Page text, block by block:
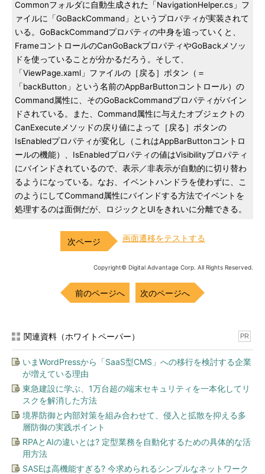
Commonフォルダに自動生成された「NavigationHelper.cs」フ
ァイルに「GoBackCommand」というプロパティが実装されて
いる。GoBackCommandプロパティの中身を追っていくと、
FrameコントロールのCanGoBackプロパティやGoBackメソッ
ドを使っていることが分かるだろう。そして、
「ViewPage.xaml」ファイルの［戻る］ボタン（＝
「backButton」という名前のAppBarButtonコントロール）の
Command属性に、そのGoBackCommandプロパティがバイン
ドされている。また、Command属性に与えたオブジェクトの
CanExecuteメソッドの戻り値によって［戻る］ボタンの
IsEnabledプロパティが変化し（これはAppBarButtonコントロ
ールの機能）、IsEnabledプロパティの値はVisibilityプロパティ
にバインドされているので、表示／非表示が自動的に切り替わ
るようになっている。なお、イベントハンドラを使わずに、こ
のようにしてCommand属性にバインドする方法でイベントを
処理するのは面倒だが、ロジックとUIをきれいに分離できる。
画面遷移をテストする
Copyright© Digital Advantage Corp. All Rights Reserved.
前のページへ 次のページへ
関連資料（ホワイトペーパー） PR
いまWordPressから「SaaS型CMS」への移行を検討する企業
が増えている理由
東急建設に学ぶ、1万台超の端末セキュリティを一本化してリ
スクを解消した方法
境界防御と内部対策を組み合わせて、侵入と拡散を抑える多
層防御の実践ポイント
RPAとAIの違いとは? 定型業務を自動化するための具体的な活
用方法
SASEは高機能すぎる? 今求められるシンプルなネットワーク